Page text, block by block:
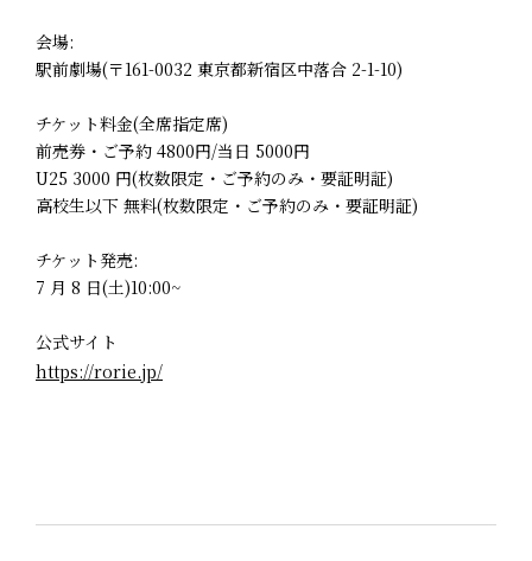
会場:
駅前劇場(〒161-0032 東京都新宿区中落合 2-1-10)
チケット料金(全席指定席)
前売券・ご予約 4800円/当日 5000円
U25 3000 円(枚数限定・ご予約のみ・要証明証)
高校生以下 無料(枚数限定・ご予約のみ・要証明証)
チケット発売:
7 月 8 日(土)10:00~
公式サイト
https://rorie.jp/